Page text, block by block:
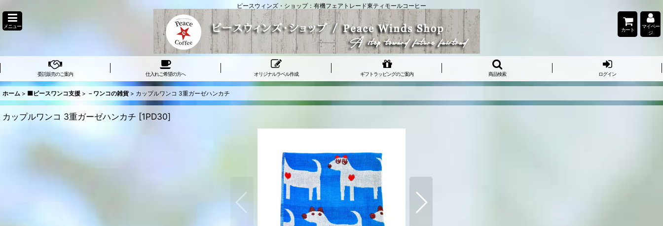
ピースウィンズ・ショップ：有機フェアトレード東ティモールコーヒー
メニュー
カート
マイペー
ジ
委託販売のご案内 仕入れご希望の方へ オリジナルラベル作成 ギフトラッピングのご案内 商品検索 ログイン
ホーム > 🟦ピースワンコ支援 > －ワンコの雑貨 > カップルワンコ 3重ガーゼハンカチ
カップルワンコ 3重ガーゼハンカチ [1PD30]